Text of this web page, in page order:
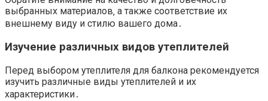
выбранных материалов‚ а также соответствие их
внешнему виду и стилю вашего дома․
Изучение различных видов утеплителей
Перед выбором утеплителя для балкона рекомендуется
изучить различные виды утеплителей и их
характеристики․